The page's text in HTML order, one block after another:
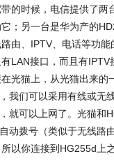
的时候，电信提供了两
；另一台是华为产的
由、IPTV、电话等功
LAN接口，而且有IPTV
光猫上，从光猫出来的
我们可以采用有线或无
就可以上网了。光猫和
动拨号（类似于无线路
以你连接到HG255d上